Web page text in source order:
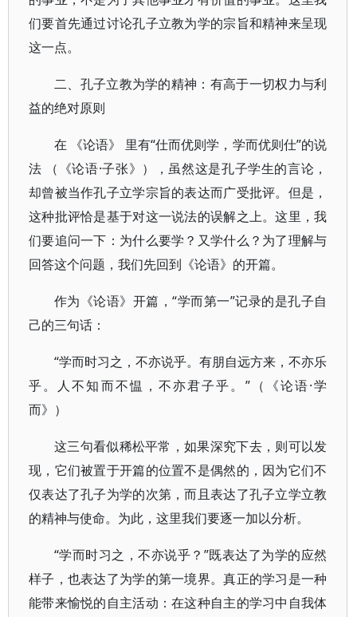
们要首先通过讨论孔子立教为学的宗旨和精神来呈现
这一点。
二、孔子立教为学的精神：有高于一切权力与利
益的绝对原则
在 《论语》 里有“仕而优则学，学而优则仕”的说
法 （《论语·子张》），虽然这是孔子学生的言论，
却曾被当作孔子立学宗旨的表达而广受批评。但是，
这种批评恰是基于对这一说法的误解之上。这里，我
们要追问一下：为什么要学？又学什么？为了理解与
回答这个问题，我们先回到《论语》的开篇。
作为《论语》开篇，“学而第一”记录的是孔子自
己的三句话：
“学而时习之，不亦说乎。有朋自远方来，不亦乐
乎。人不知而不愠，不亦君子乎。”（《论语·学
而》）
这三句看似稀松平常，如果深究下去，则可以发
现，它们被置于开篇的位置不是偶然的，因为它们不
仅表达了孔子为学的次第，而且表达了孔子立学立教
的精神与使命。为此，这里我们要逐一加以分析。
“学而时习之，不亦说乎？”既表达了为学的应然
样子，也表达了为学的第一境界。真正的学习是一种
能带来愉悦的自主活动：在这种自主的学习中自我体